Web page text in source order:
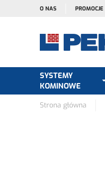
O NAS PROMOCJE
SYSTEMY
KOMINOWE
Strona główna